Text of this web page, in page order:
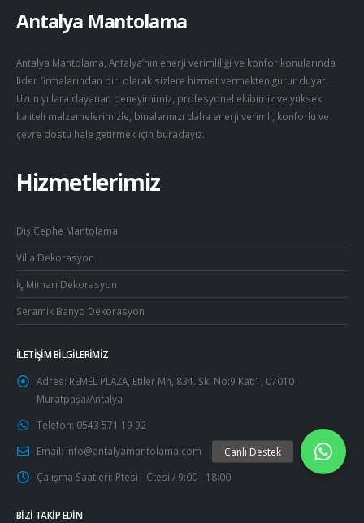
Antalya Mantolama
Antalya Mantolama, Antalya’nın enerji verimliliği ve konfor konularında
lider firmalarından biri olarak sizlere hizmet vermekten gurur duyar.
Uzun yıllara dayanan deneyimimiz, profesyonel ekibimiz ve yüksek
kaliteli malzemelerimizle, binalarınızı daha enerji verimli, konforlu ve
çevre dostu hale getirmek için buradayız.
Hizmetlerimiz
Dış Cephe Mantolama
Villa Dekorasyon
İç Mimari Dekorasyon
Seramik Banyo Dekorasyon
İLETIŞIM BILGILERIMIZ
Adres: REMEL PLAZA, Etiler Mh, 834. Sk. No:9 Kat:1, 07010
Muratpaşa/Antalya
Telefon: 0543 571 19 92
Email: info@antalyamantolama.com
Çalışma Saatleri: Ptesi - Ctesi / 9:00 - 18:00
BIZI TAKIP EDIN